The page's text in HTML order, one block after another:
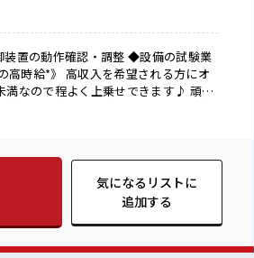
置の動作確認・調整 ◆設備の試験業
満なので程よく上乗せできます♪ 頑張
大カンゲイ*》 初めてで不安な方も
代～30代
あり！ 退勤後に買い物もいきやす
気になるリストに
追加する